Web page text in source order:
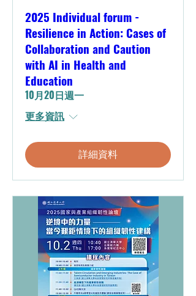
2025 Individual forum -
Resilience in Action: Cases of
Collaboration and Caution
with AI in Health and
Education
10月20日週一
更多資訊
詳細資料